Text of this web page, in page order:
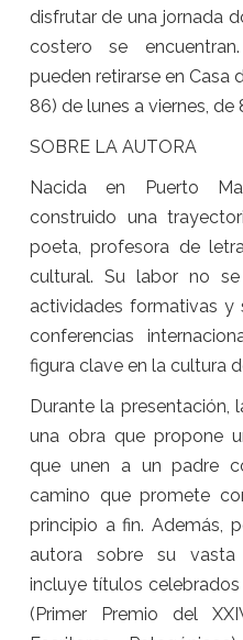
disfrutar de una jornada
costero se
pueden retirarse en Casa
86) de lunes a viernes, de
SOBRE LA AUTORA
Nacida en Puerto
construido una
poeta, profesora de
cultural. Su labor no
actividades formativas y
conferencias
figura clave en la cultura
Durante la presentación,
una obra que propone
que unen a un padre
camino que promete
principio a fin. Además,
autora sobre su vasta
incluye títulos
(Primer Premio del